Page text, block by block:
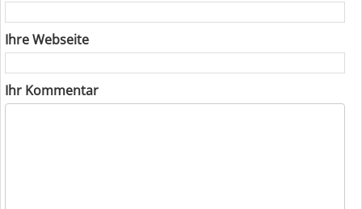
Ihre Webseite
Ihr Kommentar